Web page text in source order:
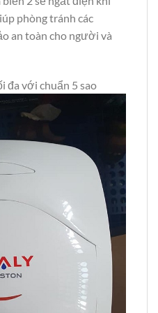
phòng tránh các
an toàn cho người và
đa với chuẩn 5 sao